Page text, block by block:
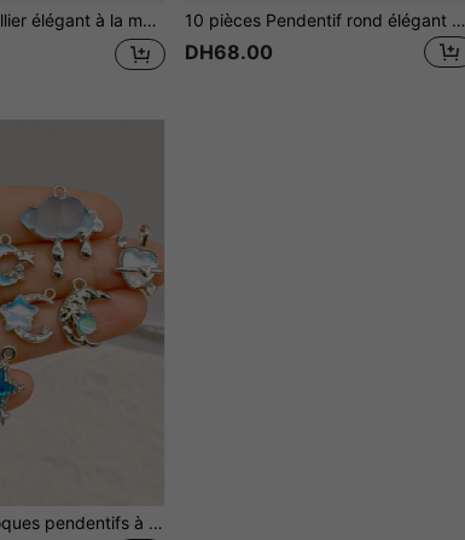
base DIY, convient pour le port quotidien, les rendez-vous, les fêtes, cadeau d'anniversaire pour femmes, cadeau de festival de musique et de vacances 10 pièces Pendentif rond élégant et minimaliste en perle ABS factice. Accessoire de bijouterie DIY pour femmes (collier, bracelet, boucles d'oreilles, charm de sac). Idéal pour le port au bureau
DH68.00
Lot de 5/7 breloques pendentifs à la mode style années 2000 : breloques papillon, croix, étoile, ange, cœur, pour la fabrication de bijoux, colliers, boucles d'oreilles, bracelets, porte-clés, idéales pour un usage quotidien ou comme cadeau.